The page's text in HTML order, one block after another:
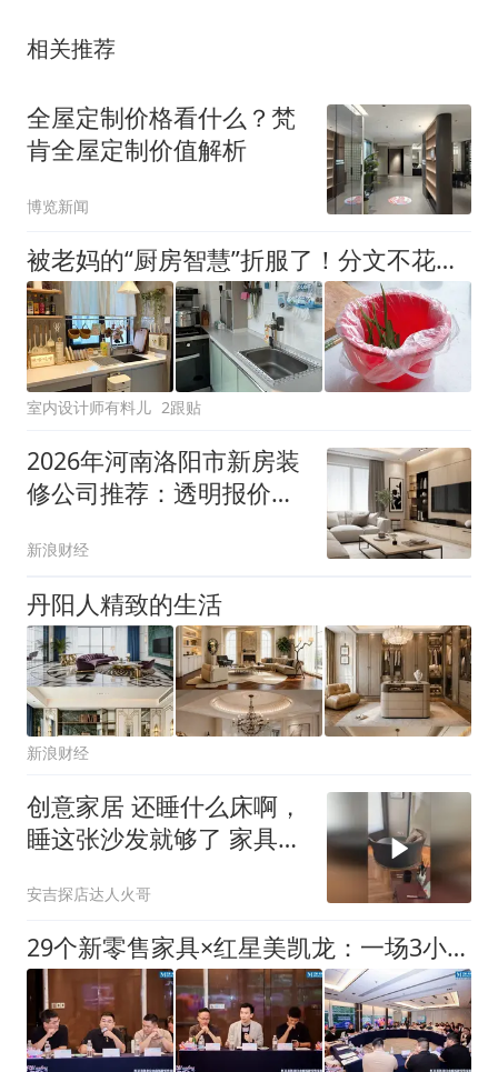
相关推荐
全屋定制价格看什么？梵
肯全屋定制价值解析
博览新闻
被老妈的“厨房智慧”折服了！分文不花，就能打理得井井有条
室内设计师有料儿 2跟贴
2026年河南洛阳市新房装
修公司推荐：透明报价，
新浪财经
丹阳人精致的生活
新浪财经
创意家居 还睡什么床啊，
睡这张沙发就够了 家具
安吉探店达人火哥
29个新零售家具×红星美凯龙：一场3小时的闭门创见会干货实录